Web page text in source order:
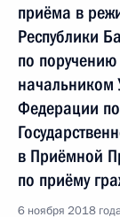
приёма в
Республики
по
начальником
Федерации
в Приёмной
по приёму
6 ноября 2018